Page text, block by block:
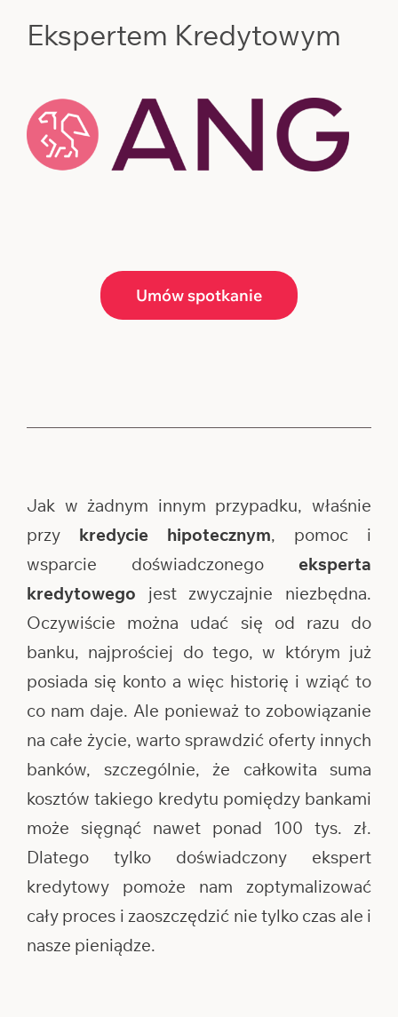
Ekspertem Kredytowym
Umów spotkanie
Jak w żadnym innym przypadku, właśnie
przy kredycie hipotecznym, pomoc i
wsparcie doświadczonego eksperta
kredytowego jest zwyczajnie niezbędna.
Oczywiście można udać się od razu do
banku, najprościej do tego, w którym już
posiada się konto a więc historię i wziąć to
co nam daje. Ale ponieważ to zobowiązanie
na całe życie, warto sprawdzić oferty innych
banków, szczególnie, że całkowita suma
kosztów takiego kredytu pomiędzy bankami
może sięgnąć nawet ponad 100 tys. zł.
Dlatego tylko doświadczony ekspert
kredytowy pomoże nam zoptymalizować
cały proces i zaoszczędzić nie tylko czas ale i
nasze pieniądze.